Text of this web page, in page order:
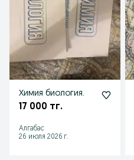
Химия биология.
17 000 тг.
Алгабас
26 июля 2026 г.